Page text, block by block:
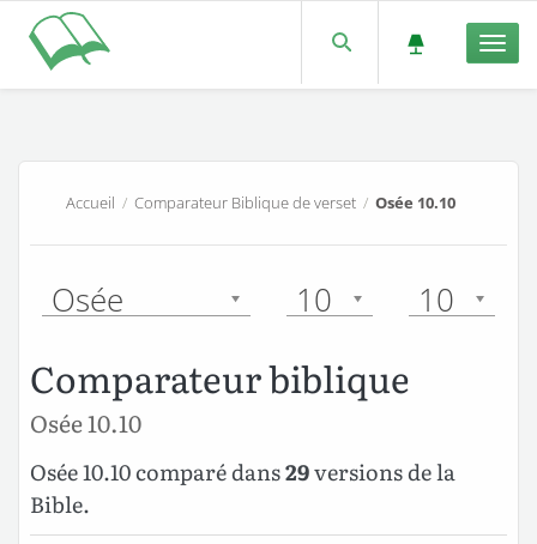
Accueil / Comparateur Biblique de verset/ Osée 10.10
Osée 10 10
Comparateur biblique
Osée 10.10
Osée 10.10 comparé dans29versions de la
Bible.